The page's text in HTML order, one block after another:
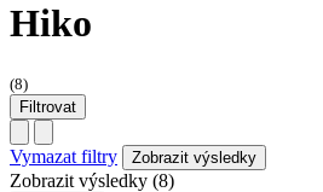
Hiko
(8)
Filtrovat
Vymazat filtry
Zobrazit výsledky (8)